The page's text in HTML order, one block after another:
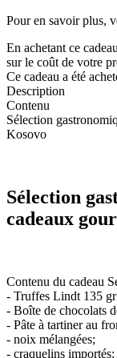
Pour en savoir plus,
En achetant ce
sur le coût de votre
Ce cadeau a été
Description
Contenu
Sélection
Kosovo
Sélection
cadeaux
Contenu du cadeau
- Truffes Lindt 135
- Boîte de chocolats
- Pâte à tartiner au
- noix mélangées;
- craquelins importés;